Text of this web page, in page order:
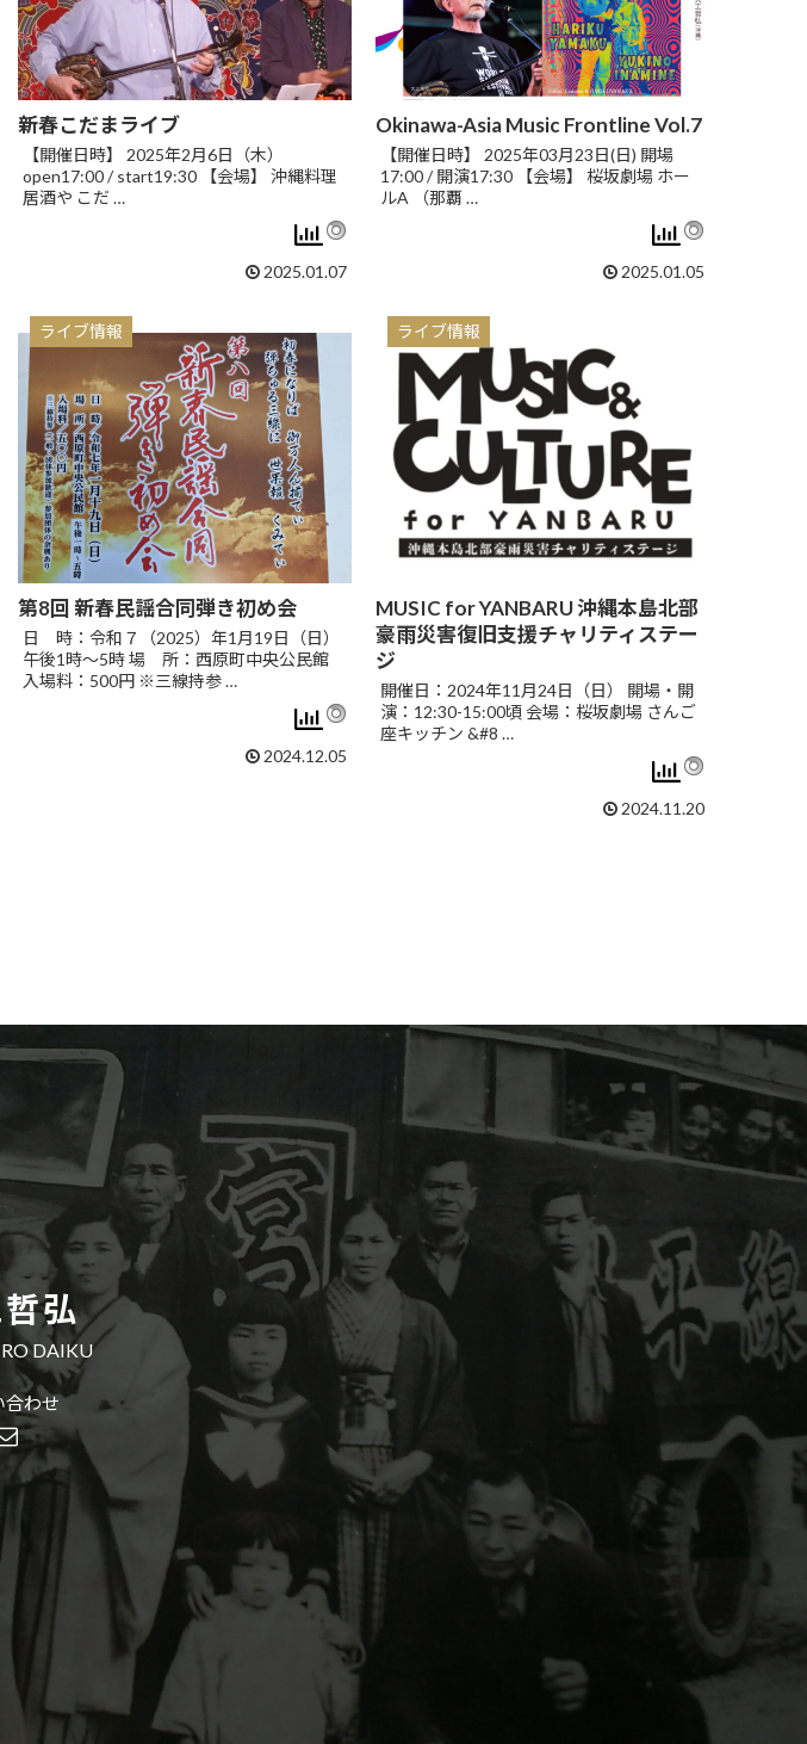
新春こだまライブ
【開催日時】 2025年2月6日（木）
open17:00 / start19:30 【会場】 沖縄料理
居酒や こだ …
2025.01.07
Okinawa-Asia Music Frontline Vol.7
【開催日時】 2025年03月23日(日) 開場
17:00 / 開演17:30 【会場】 桜坂劇場 ホー
ルA （那覇 …
2025.01.05
ライブ情報
第8回 新春民謡合同弾き初め会
日 時：令和７（2025）年1月19日（日）
午後1時～5時 場 所：西原町中央公民館
入場料：500円 ※三線持参 …
2024.12.05
ライブ情報
MUSIC for YANBARU 沖縄本島北部
豪雨災害復旧支援チャリティステー
ジ
開催日：2024年11月24日（日） 開場・開
演：12:30-15:00頃 会場：桜坂劇場 さんご
座キッチン &#8 …
2024.11.20
弘
DAIKU
合わせ